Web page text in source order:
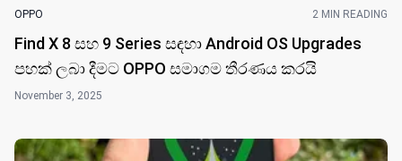
OPPO 2 MIN READING
Find X 8 සහ 9 Series සඳහා Android OS Upgrades
පහක් ලබා දීමට OPPO සමාගම තීරණය කරයි
November 3, 2025